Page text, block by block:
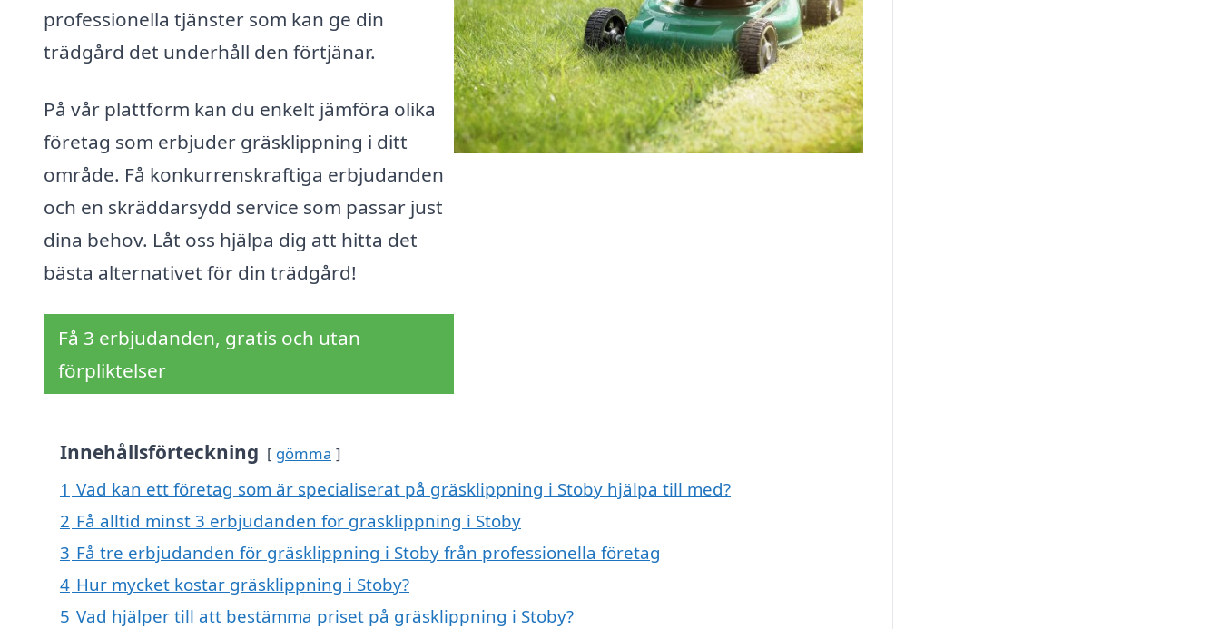
professionella tjänster som kan ge din
trädgård det underhåll den förtjänar.
På vår plattform kan du enkelt jämföra olika
företag som erbjuder gräsklippning i ditt
område. Få konkurrenskraftiga erbjudanden
och en skräddarsydd service som passar just
dina behov. Låt oss hjälpa dig att hitta det
bästa alternativet för din trädgård!
Få 3 erbjudanden, gratis och utan
förpliktelser
Innehållsförteckning gömma
1 Vad kan ett företag som är specialiserat på gräsklippning i Stoby hjälpa till med?
2 Få alltid minst 3 erbjudanden för gräsklippning i Stoby
3 Få tre erbjudanden för gräsklippning i Stoby från professionella företag
4 Hur mycket kostar gräsklippning i Stoby?
5 Vad hjälper till att bestämma priset på gräsklippning i Stoby?